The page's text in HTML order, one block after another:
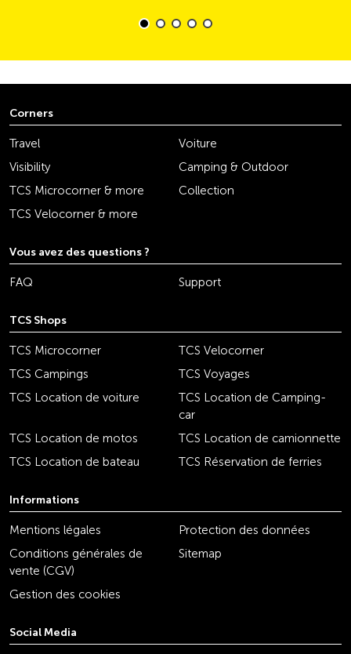
Corners
Travel
Voiture
Visibility
Camping & Outdoor
TCS Microcorner & more
Collection
TCS Velocorner & more
Vous avez des questions ?
FAQ Support
TCS Shops
TCS Microcorner
TCS Velocorner
TCS Campings
TCS Voyages
TCS Location de voiture
TCS Location de Camping-
car
TCS Location de motos
TCS Location de camionnette
TCS Location de bateau
TCS Réservation de ferries
Informations
Mentions légales
Protection des données
Conditions générales de
vente (CGV)
Sitemap
Gestion des cookies
Social Media